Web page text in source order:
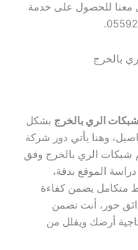
معنا للحصول على خدمة
الري بالخرج بشكل
وهنا يأتي دور شركة
شبكات الري بالخرج وفق
الموقع بدقة،
متكامل يضمن كفاءة
حور، أنت تضمن
أرضك ويقلل من